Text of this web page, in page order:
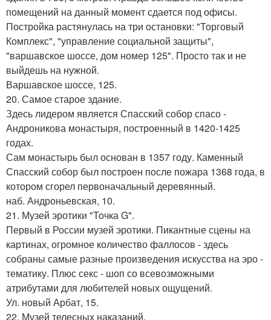
помещений на данный момент сдается под офисы.
Постройка растянулась на три остановки: "Торговый
Комплекс", "управление социальной защиты",
"варшавское шоссе, дом номер 125". Просто так и не
выйдешь на нужной.
Варшавское шоссе, 125.
20. Самое старое здание.
Здесь лидером является Спасский собор спасо -
Андроникова монастыря, построенный в 1420-1425
годах.
Сам монастырь был основан в 1357 году. Каменный
Спасский собор был построен после пожара 1368 года, в
котором сгорел первоначальный деревянный.
наб. Андроньевская, 10.
21. Музей эротики "Точка G".
Первый в России музей эротики. Пикантные сцены на
картинах, огромное количество фаллосов - здесь
собраны самые разные произведения искусства на эро -
тематику. Плюс секс - шоп со всевозможными
атрибутами для любителей новых ощущений.
Ул. новый Арбат, 15.
22. Музей телесных наказаний.